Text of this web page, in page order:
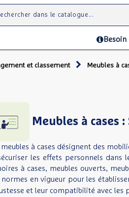
Besoin
et classement Meubles à
Meubles à cases
meubles à cases désignent des
les effets personnels dans
à cases, meubles ouverts,
normes en vigueur pour les
et leur compatibilité avec